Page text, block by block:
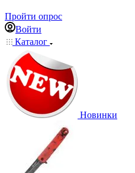
Пройти опрос
Войти
Каталог
Новинки